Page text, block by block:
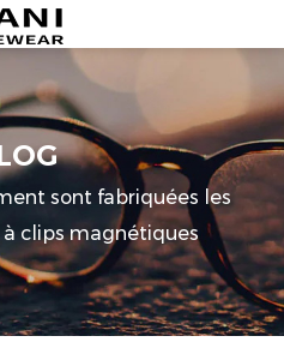
sont fabriquées les
clips magnétiques